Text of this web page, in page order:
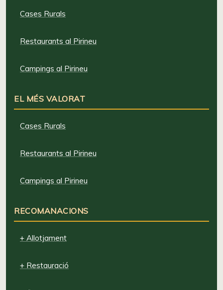
Cases Rurals
Restaurants al Pirineu
Campings al Pirineu
EL MÉS VALORAT
Cases Rurals
Restaurants al Pirineu
Campings al Pirineu
RECOMANACIONS
+ Allotjament
+ Restauració